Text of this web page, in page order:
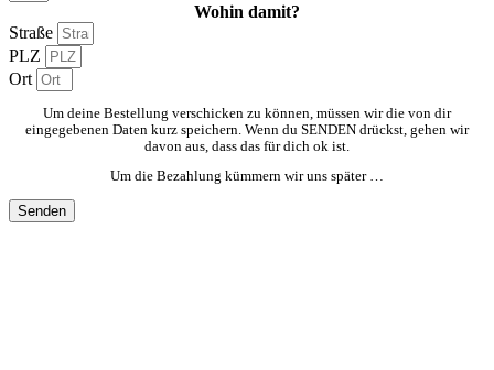
Wohin damit?
Straße
PLZ
Ort
Um deine Bestellung verschicken zu können, müssen wir die von dir
eingegebenen Daten kurz speichern. Wenn du SENDEN drückst, gehen wir
davon aus, dass das für dich ok ist.
Um die Bezahlung kümmern wir uns später …
Senden